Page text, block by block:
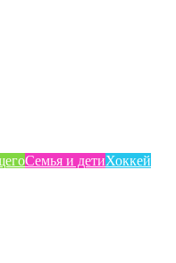
Семья и детиХоккей